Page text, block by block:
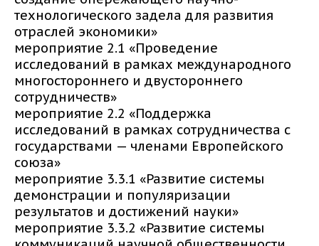
технологического задела для развития
отраслей экономики»
мероприятие 2.1 «Проведение
исследований в рамках международного
многостороннего и двустороннего
сотрудничеств»
мероприятие 2.2 «Поддержка
исследований в рамках сотрудничества с
государствами — членами Европейского
союза»
мероприятие 3.3.1 «Развитие системы
демонстрации и популяризации
результатов и достижений науки»
мероприятие 3.3.2 «Развитие системы